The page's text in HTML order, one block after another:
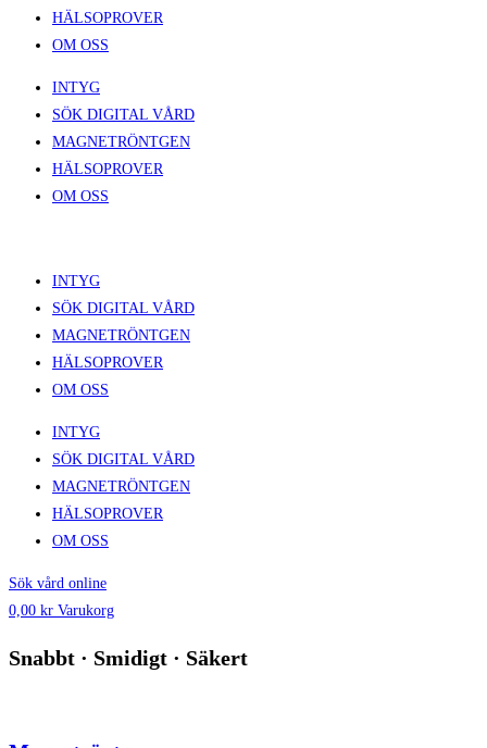
HÄLSOPROVER
OM OSS
INTYG
SÖK DIGITAL VÅRD
MAGNETRÖNTGEN
HÄLSOPROVER
OM OSS
INTYG
SÖK DIGITAL VÅRD
MAGNETRÖNTGEN
HÄLSOPROVER
OM OSS
INTYG
SÖK DIGITAL VÅRD
MAGNETRÖNTGEN
HÄLSOPROVER
OM OSS
Sök vård online
0,00 kr Varukorg
Snabbt · Smidigt · Säkert